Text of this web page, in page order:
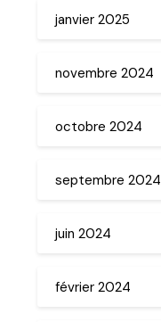
janvier 2025
novembre 2024
octobre 2024
septembre 2024
juin 2024
février 2024